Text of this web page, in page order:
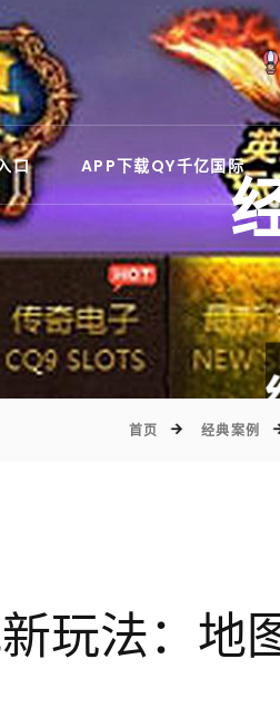
口 APP下载QY千亿国际
首页 经典案例
玩法：地